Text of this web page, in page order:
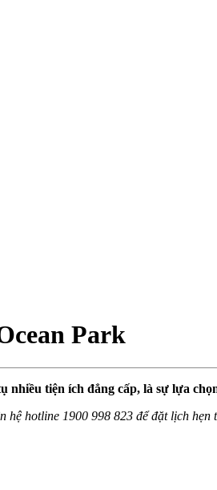
Park
tiện ích đẳng cấp, là sự lựa
hotline 1900 998 823 để đặt lịch hẹn